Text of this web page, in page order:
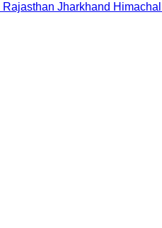
Rajasthan Jharkhand